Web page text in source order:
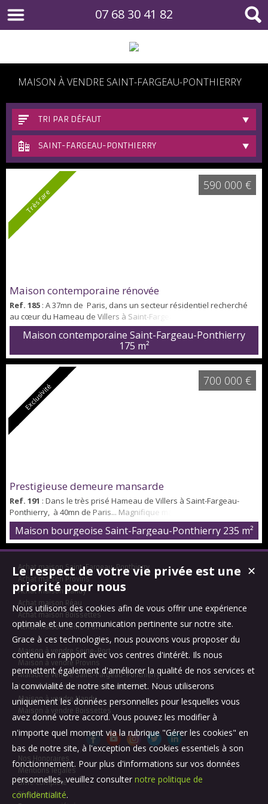
07 68 30 41 82
MAISON À VENDRE SAINT-FARGEAU-PONTHIERRY
TRI PAR DÉFAUT
SAINT-FARGEAU-PONTHIERRY
Très rare
Maison contemporaine rénovée
Ref. 185 : A 37mn de Paris, dans un secteur résidentiel recherché
au cœur du Hameau de Villers à Saint-Fargeau-Ponthierry... Sur un
terrain clos de 1328m², maison familiale intégralement rénovée et
modernisée intérieurement et extérieurement. Elle offre une
surface habitable de 175 m² sur deux niveaux : une entrée sur une
magnifique pièce à vivre de 72 m² avec cuisine ouverte aménagée
Maison contemporaine Saint-Fargeau-Ponthierry
175 m²
590 000 €
Exclusivité
Prestigieuse demeure mansarde
Ref. 191 : Dans le très prisé Hameau de Villers à Saint-Fargeau-
Ponthierry, à 40mn de Paris... Magnifique maison mansarde sur un
terrain de 1573m². Construite en 1995 par une italienne, elle a été
décorée exclusivement avec des matériaux haut de gamme en
provenance d'Italie. Au rez-de-chaussée, une large porte cintrée en
Maison bourgeoise Saint-Fargeau-Ponthierry 235 m²
700 000 €
Achat maison Saint-Fargeau-Ponthierry
Achat maison Provins
Achat maison Nandy
Achat maison Réau
Achat maison Boissettes
Achat maison Seine-Port
Maison à vendre Seine-Port
Maison à vendre Provins
Maison à vendre Saint-Fargeau-Ponthierry
Maison à vendre Seine-et-Marne (77)
Maison à vendre Nandy
Maison à vendre Boissettes
Nos Honoraires
Mentions légales
Offre complète
Plan du site
✕
Le respect de votre vie privée est une
priorité pour nous
Nous utilisons des cookies afin de vous offrir une expérience
optimale et une communication pertinente sur notre site.
Grace à ces technologies, nous pouvons vous proposer du
contenu en rapport avec vos centres d'intérêt. Ils nous
permettent également d'améliorer la qualité de nos services et
la convivialité de notre site internet. Nous utiliserons
uniquement les données personnelles pour lesquelles vous
avez donné votre accord. Vous pouvez les modifier à
n'importe quel moment via la rubrique "Gérer les cookies" en
bas de notre site, à l'exception des cookies essentiels à son
fonctionnement. Pour plus d'informations sur vos données
personnelles, veuillez consulter notre politique de
confidentialité.